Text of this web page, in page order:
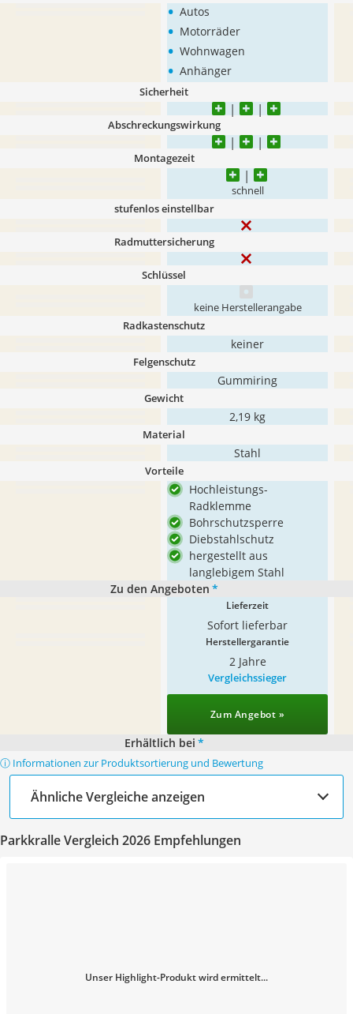
• Autos
• Motorräder
• Wohnwagen
• Anhänger
Sicherheit
Abschreckungswirkung
Montagezeit
schnell
stufenlos einstellbar
Radmuttersicherung
Schlüssel
keine Herstellerangabe
Radkastenschutz
keiner
Felgenschutz
Gummiring
Gewicht
2,19 kg
Material
Stahl
Vorteile
Hochleistungs-
Radklemme
Bohrschutzsperre
Diebstahlschutz
hergestellt aus
langlebigem Stahl
Zu den Angeboten *
Lieferzeit
Sofort lieferbar
Herstellergarantie
2 Jahre
Vergleichssieger
Zum Angebot »
Erhältlich bei *
ⓘ Informationen zur Produktsortierung und Bewertung
Ähnliche Vergleiche anzeigen
Parkkralle Vergleich 2026 Empfehlungen
Unser Highlight-Produkt wird ermittelt...